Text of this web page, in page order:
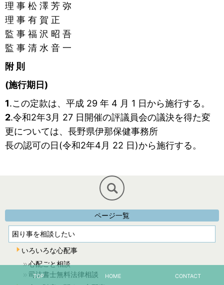
理 事 松 澤 芳 弥
理 事 有 賀 正
監 事 福 沢 昭 吾
監 事 清 水 音 一
附 則
(施行期日)
1.この定款は、平成 29 年 4 月 1 日から施行する。
2.令和2年3月 27 日開催の評議員会の議決を得た変
更については、長野県伊那保健事務所
長の認可の日(令和2年4月 22 日)から施行する。
ページ一覧
困り事を相談したい
いろいろな心配事
心配ごと相談
司法書士無料法律相談
TOP HOME CONTACT